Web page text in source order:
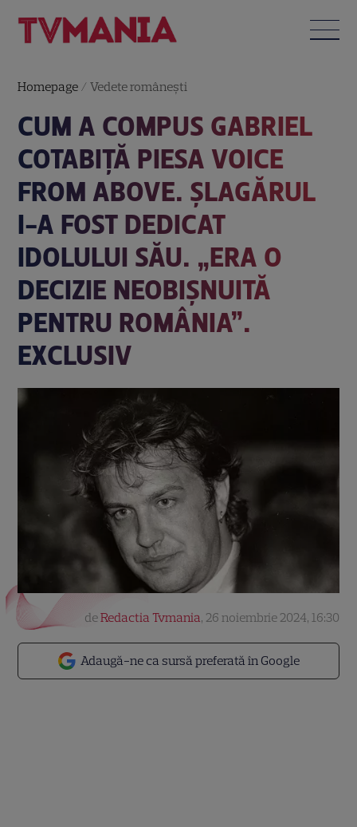
Homepage /Vedete româneşti
CUM A COMPUS GABRIEL
COTABIȚĂ PIESA VOICE
FROM ABOVE. ȘLAGĂRUL
I-A FOST DEDICAT
IDOLULUI SĂU. „ERA O
DECIZIE NEOBIȘNUITĂ
PENTRU ROMÂNIA”.
EXCLUSIV
Adaugă-ne ca sursă preferată în Google
deRedactia Tvmania, 26 noiembrie 2024, 16:30